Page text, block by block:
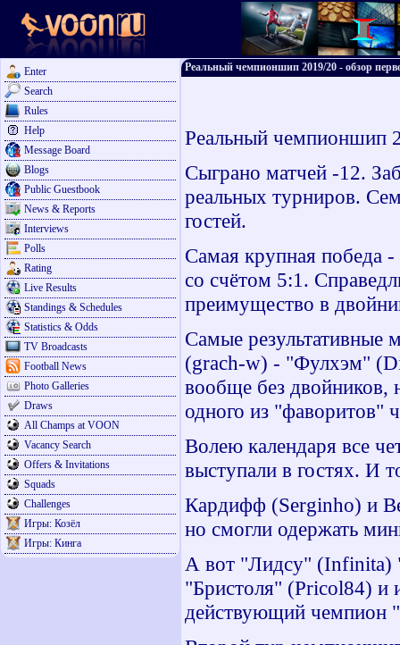
Enter
Search
Rules
Help
Message Board
Blogs
Public Guestbook
News & Reports
Interviews
Polls
Rating
Live Results
Standings & Schedules
Statistics & Odds
TV Broadcasts
Football News
Photo Galleries
Draws
All Champs at VOON
Vacancy Search
Offers & Invitations
Squads
Challenges
Игры: Козёл
Игры: Кинга
Реальный чемпионшип 2019/20 - обзор
Реальный чемпионшип
Сыграно матчей -12.
реальных турниров.
гостей.
Самая крупная победа
со счётом 5:1.
преимущество в
Самые результативные
(grach-w) - "Фулхэм"
вообще без двойников,
одного из "фаворитов"
Волею календаря все
выступали в гостях. И
Кардифф (Serginho) и
но смогли одержать
А вот "Лидсу" (Infinita)
"Бристоля" (Pricol84) и
действующий чемпион